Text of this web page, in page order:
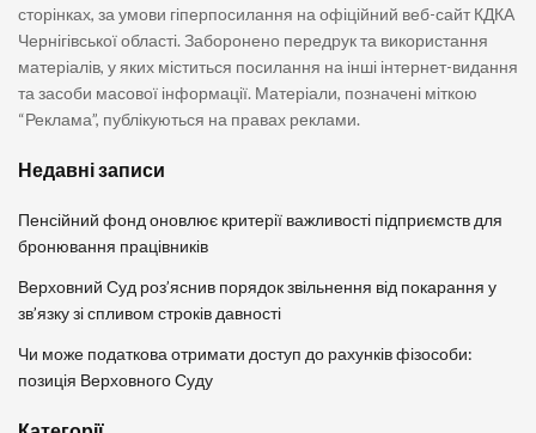
сторінках, за умови гіперпосилання на офіційний веб-сайт КДКА
Чернігівської області. Заборонено передрук та використання
матеріалів, у яких міститься посилання на інші інтернет-видання
та засоби масової інформації. Матеріали, позначені міткою
“Реклама”, публікуються на правах реклами.
Недавні записи
Пенсійний фонд оновлює критерії важливості підприємств для
бронювання працівників
Верховний Суд роз’яснив порядок звільнення від покарання у
зв’язку зі спливом строків давності
Чи може податкова отримати доступ до рахунків фізособи:
позиція Верховного Суду